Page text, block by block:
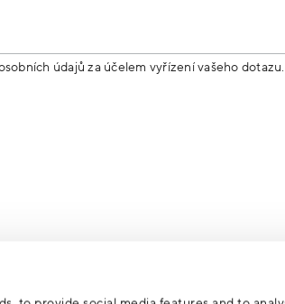
údajů za účelem vyřízení vašeho dotazu.